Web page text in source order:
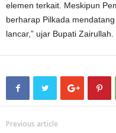
elemen terkait. Meskipun
berharap Pilkada
lancar,” ujar Bupati Zairullah.
Previous article